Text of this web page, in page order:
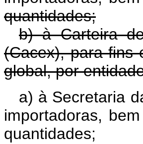
quantidades;
b) à Carteira
(Cacex), para fins
global, por
a) à Secretaria
importadoras,